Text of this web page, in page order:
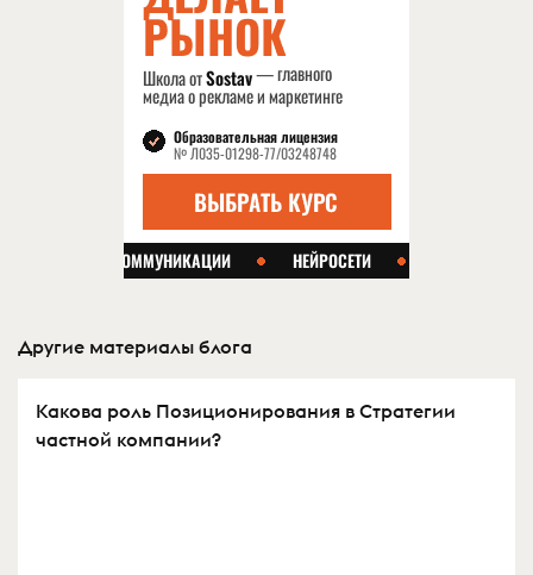
Другие материалы блога
Какова роль Позиционирования в Стратегии
частной компании?